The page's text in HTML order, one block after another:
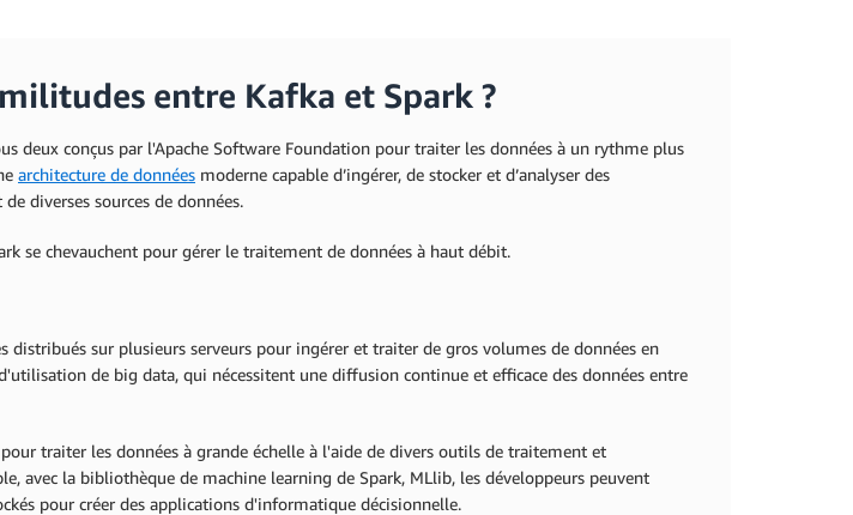
entre Kafka et Spark ?
deux conçus par l'Apache Software Foundation pour traiter les données à un rythme plus
architecture de données moderne capable d’ingérer, de stocker et d’analyser des
diverses sources de données.
se chevauchent pour gérer le traitement de données à haut débit.
distribués sur plusieurs serveurs pour ingérer et traiter de gros volumes de données en
de big data, qui nécessitent une diffusion continue et efficace des données entre
traiter les données à grande échelle à l'aide de divers outils de traitement et
avec la bibliothèque de machine learning de Spark, MLlib, les développeurs peuvent
pour créer des applications d'informatique décisionnelle.